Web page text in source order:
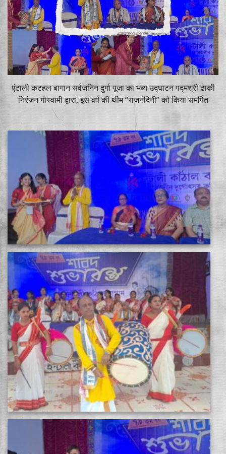
एंटाली कटहल बागान सर्वजनिन दुर्गा पूजा का भव्य उद्घाटन पद्मश्री ढाकी
निरंजन गोस्वामी द्वारा, इस वर्ष की थीम “राजनंदिनी” को किया समर्पित